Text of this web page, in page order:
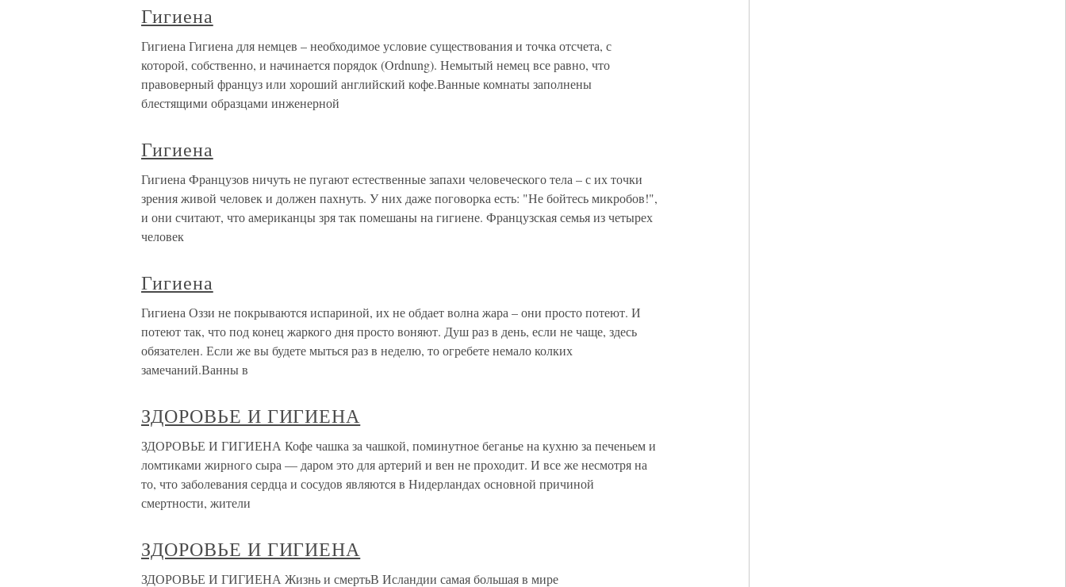
Гигиена
Гигиена Гигиена для немцев – необходимое условие существования и точка отсчета, с
которой, собственно, и начинается порядок (Ordnung). Немытый немец все равно, что
правоверный француз или хороший английский кофе.Ванные комнаты заполнены
блестящими образцами инженерной
Гигиена
Гигиена Французов ничуть не пугают естественные запахи человеческого тела – с их точки
зрения живой человек и должен пахнуть. У них даже поговорка есть: "Не бойтесь микробов!",
и они считают, что американцы зря так помешаны на гигиене. Французская семья из четырех
человек
Гигиена
Гигиена Оззи не покрываются испариной, их не обдает волна жара – они просто потеют. И
потеют так, что под конец жаркого дня просто воняют. Душ раз в день, если не чаще, здесь
обязателен. Если же вы будете мыться раз в неделю, то огребете немало колких
замечаний.Ванны в
ЗДОРОВЬЕ И ГИГИЕНА
ЗДОРОВЬЕ И ГИГИЕНА Кофе чашка за чашкой, поминутное беганье на кухню за печеньем и
ломтиками жирного сыра — даром это для артерий и вен не проходит. И все же несмотря на
то, что заболевания сердца и сосудов являются в Нидерландах основной причиной
смертности, жители
ЗДОРОВЬЕ И ГИГИЕНА
ЗДОРОВЬЕ И ГИГИЕНА Жизнь и смертьВ Исландии самая большая в мире